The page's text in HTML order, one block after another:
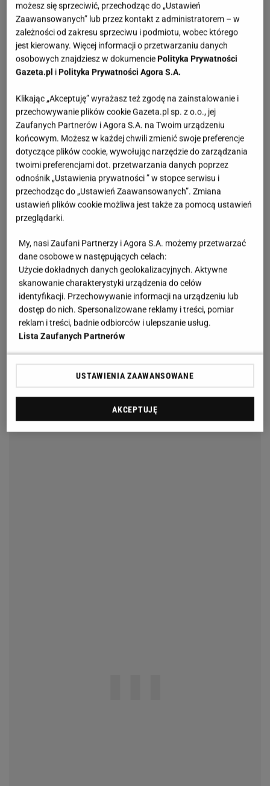
możesz się sprzeciwić, przechodząc do „Ustawień
Zaawansowanych” lub przez kontakt z administratorem – w
zależności od zakresu sprzeciwu i podmiotu, wobec którego
jest kierowany. Więcej informacji o przetwarzaniu danych
osobowych znajdziesz w dokumenciePolityka Prywatności
Gazeta.pl iPolityka Prywatności Agora S.A.
Klikając „Akceptuję” wyrażasz też zgodę na zainstalowanie i
przechowywanie plików cookie Gazeta.pl sp. z o.o., jej
Zaufanych Partnerów i Agora S.A. na Twoim urządzeniu
końcowym. Możesz w każdej chwili zmienić swoje preferencje
dotyczące plików cookie, wywołując narzędzie do zarządzania
twoimi preferencjami dot. przetwarzania danych poprzez
odnośnik „Ustawienia prywatności ” w stopce serwisu i
przechodząc do „Ustawień Zaawansowanych”. Zmiana
ustawień plików cookie możliwa jest także za pomocą ustawień
przeglądarki.
My, nasi Zaufani Partnerzy i Agora S.A. możemy przetwarzać
dane osobowe w następujących celach:
Użycie dokładnych danych geolokalizacyjnych. Aktywne
skanowanie charakterystyki urządzenia do celów
identyfikacji. Przechowywanie informacji na urządzeniu lub
dostęp do nich. Spersonalizowane reklamy i treści, pomiar
reklam i treści, badnie odbiorców i ulepszanie usług.
Lista Zaufanych Partnerów
USTAWIENIA ZAAWANSOWANE
AKCEPTUJĘ